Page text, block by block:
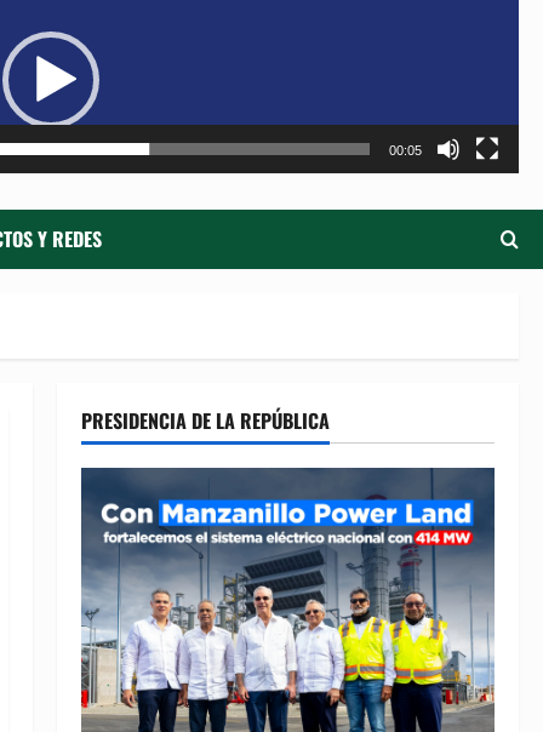
00:05
Y REDES
PRESIDENCIA DE LA REPÚBLICA